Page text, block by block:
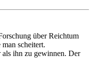
über Reichtum
scheitert.
als ihn zu gewinnen. Der